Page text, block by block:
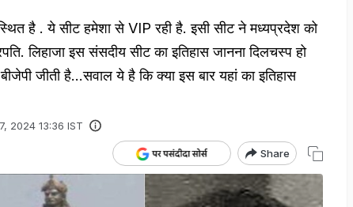
है . ये सीट हमेशा से VIP रही है. इसी सीट ने मध्यप्रदेश को
लिहाजा इस संसदीय सीट का इतिहास जानना दिलचस्प हो
जीती है...सवाल ये है कि क्या इस बार यहां का इतिहास
2024 13:36 IST
Share